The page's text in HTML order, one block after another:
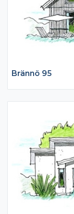
Brännö 95